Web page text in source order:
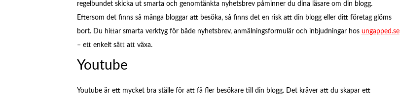
regelbundet skicka ut smarta och genomtänkta nyhetsbrev påminner du dina läsare om din blogg.
Eftersom det finns så många bloggar att besöka, så finns det en risk att din blogg eller ditt företag glöms
bort. Du hittar smarta verktyg för både nyhetsbrev, anmälningsformulär och inbjudningar hos ungapped.se
– ett enkelt sätt att växa.
Youtube
Youtube är ett mycket bra ställe för att få fler besökare till din blogg. Det kräver att du skapar ett